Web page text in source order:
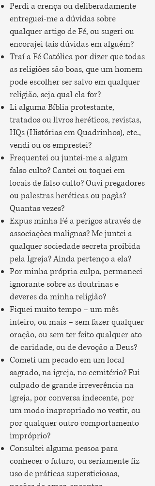
Perdi a crença ou deliberadamente
entreguei-me a dúvidas sobre
qualquer artigo de Fé, ou sugeri ou
encorajei tais dúvidas em alguém?
Traí a Fé Católica por dizer que todas
as religiões são boas, que um homem
pode escolher ser salvo em qualquer
religião, seja qual ela for?
Li alguma Bíblia protestante,
tratados ou livros heréticos, revistas,
HQs (Histórias em Quadrinhos), etc.,
vendi ou os emprestei?
Frequentei ou juntei-me a algum
falso culto? Cantei ou toquei em
locais de falso culto? Ouvi pregadores
ou palestras heréticas ou pagãs?
Quantas vezes?
Expus minha Fé a perigos através de
associações malignas? Me juntei a
qualquer sociedade secreta proibida
pela Igreja? Ainda pertenço a ela?
Por minha própria culpa, permaneci
ignorante sobre as doutrinas e
deveres da minha religião?
Fiquei muito tempo – um mês
inteiro, ou mais – sem fazer qualquer
oração, ou sem ter feito qualquer ato
de caridade, ou de devoção a Deus?
Cometi um pecado em um local
sagrado, na igreja, no cemitério? Fui
culpado de grande irreverência na
igreja, por conversa indecente, por
um modo inapropriado no vestir, ou
por qualquer outro comportamento
impróprio?
Consultei alguma pessoa para
conhecer o futuro, ou seriamente fiz
uso de práticas supersticiosas,